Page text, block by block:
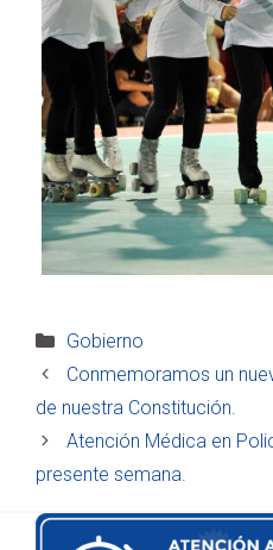
Categorías
Gobierno
Conmemoramos un
de nuestra Constitución.
Atención Médica en
presente semana.